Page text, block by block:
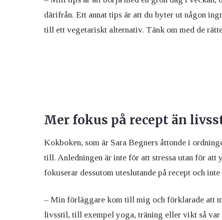
därifrån. Ett annat tips är att du byter ut någon
till ett vegetariskt alternativ. Tänk om med de
Mer fokus på recept än
Kokboken, som är Sara Begners åttonde i
till. Anledningen är inte för att stressa utan för att
fokuserar dessutom uteslutande på recept och
– Min förläggare kom till mig och förklarade att
livsstil, till exempel yoga, träning eller vikt så